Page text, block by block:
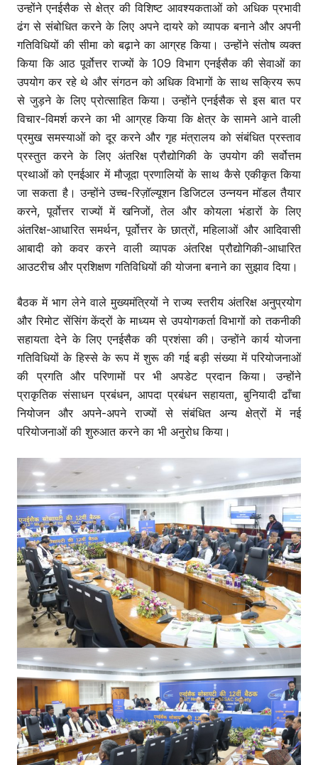
उन्होंने एनईसैक से क्षेत्र की विशिष्ट आवश्यकताओं को अधिक प्रभावी
ढंग से संबोधित करने के लिए अपने दायरे को व्यापक बनाने और अपनी
गतिविधियों की सीमा को बढ़ाने का आग्रह किया। उन्होंने संतोष व्यक्त
किया कि आठ पूर्वोत्तर राज्यों के 109 विभाग एनईसैक की सेवाओं का
उपयोग कर रहे थे और संगठन को अधिक विभागों के साथ सक्रिय रूप
से जुड़ने के लिए प्रोत्साहित किया। उन्होंने एनईसैक से इस बात पर
विचार-विमर्श करने का भी आग्रह किया कि क्षेत्र के सामने आने वाली
प्रमुख समस्याओं को दूर करने और गृह मंत्रालय को संबंधित प्रस्ताव
प्रस्तुत करने के लिए अंतरिक्ष प्रौद्योगिकी के उपयोग की सर्वोत्तम
प्रथाओं को एनईआर में मौजूदा प्रणालियों के साथ कैसे एकीकृत किया
जा सकता है। उन्होंने उच्च-रिज़ॉल्यूशन डिजिटल उन्नयन मॉडल तैयार
करने, पूर्वोत्तर राज्यों में खनिजों, तेल और कोयला भंडारों के लिए
अंतरिक्ष-आधारित समर्थन, पूर्वोत्तर के छात्रों, महिलाओं और आदिवासी
आबादी को कवर करने वाली व्यापक अंतरिक्ष प्रौद्योगिकी-आधारित
आउटरीच और प्रशिक्षण गतिविधियों की योजना बनाने का सुझाव दिया।
बैठक में भाग लेने वाले मुख्यमंत्रियों ने राज्य स्तरीय अंतरिक्ष अनुप्रयोग
और रिमोट सेंसिंग केंद्रों के माध्यम से उपयोगकर्ता विभागों को तकनीकी
सहायता देने के लिए एनईसैक की प्रशंसा की। उन्होंने कार्य योजना
गतिविधियों के हिस्से के रूप में शुरू की गई बड़ी संख्या में परियोजनाओं
की प्रगति और परिणामों पर भी अपडेट प्रदान किया। उन्होंने
प्राकृतिक संसाधन प्रबंधन, आपदा प्रबंधन सहायता, बुनियादी ढाँचा
नियोजन और अपने-अपने राज्यों से संबंधित अन्य क्षेत्रों में नई
परियोजनाओं की शुरुआत करने का भी अनुरोध किया।